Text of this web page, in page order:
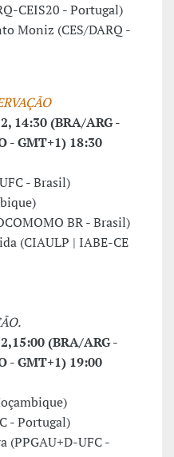
CEIS20 - Portugal)
Moniz (CES/DARQ -
14:30 (BRA/ARG -
- GMT+1) 18:30
- Brasil)
BR - Brasil)
(CIAULP | IABE-CE
15:00 (BRA/ARG -
- GMT+1) 19:00
- Portugal)
(PPGAU+D-UFC -